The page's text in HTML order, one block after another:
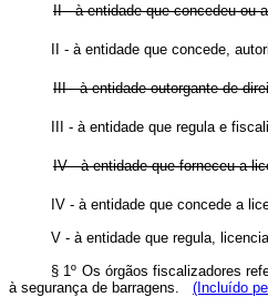
II - à entidade que concedeu ou
II - à entidade que concede,
III - à entidade outorgante de
III - à entidade que regula e
IV - à entidade que forneceu a
IV - à entidade que concede a
V - à entidade que regula,
§ 1º Os órgãos fiscalizadores
à segurança de barragens. (Incluído